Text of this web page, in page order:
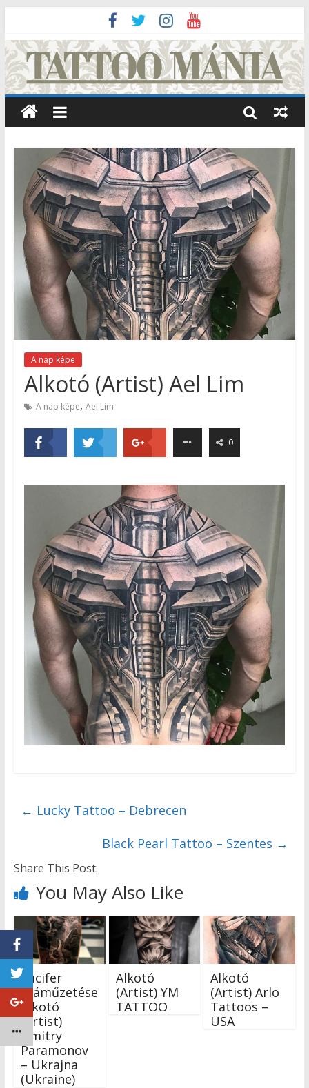
A nap képe
Alkotó (Artist) Ael Lim
A nap képe, Ael Lim
0
← Lucky Tattoo – Debrecen
Black Pearl Tattoo – Szentes →
Share This Post:
You May Also Like
Lucifer
száműzetése
Alkotó
(Artist)
Dmitry
Paramonov
– Ukrajna
(Ukraine)
Alkotó
(Artist) YM
TATTOO
Alkotó
(Artist) Arlo
Tattoos –
USA